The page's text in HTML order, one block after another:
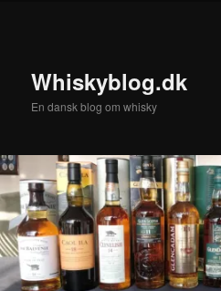
Whiskyblog.dk
En dansk blog om whisky